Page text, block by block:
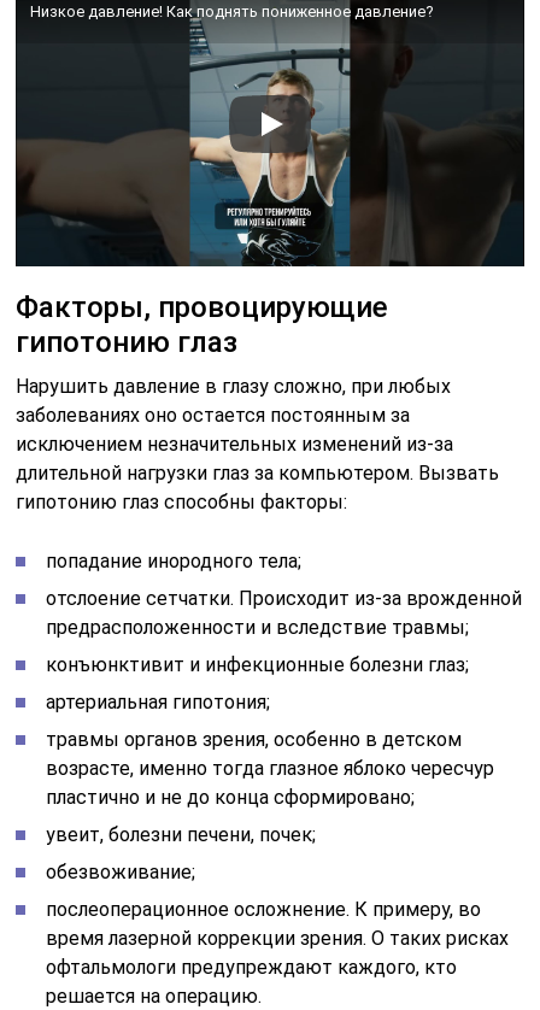
Низкое давление! Как поднять пониженное давление?
Факторы, провоцирующие
гипотонию глаз
Нарушить давление в глазу сложно, при любых
заболеваниях оно остается постоянным за
исключением незначительных изменений из-за
длительной нагрузки глаз за компьютером. Вызвать
гипотонию глаз способны факторы:
попадание инородного тела;
отслоение сетчатки. Происходит из-за врожденной
предрасположенности и вследствие травмы;
конъюнктивит и инфекционные болезни глаз;
артериальная гипотония;
травмы органов зрения, особенно в детском
возрасте, именно тогда глазное яблоко чересчур
пластично и не до конца сформировано;
увеит, болезни печени, почек;
обезвоживание;
послеоперационное осложнение. К примеру, во
время лазерной коррекции зрения. О таких рисках
офтальмологи предупреждают каждого, кто
решается на операцию.